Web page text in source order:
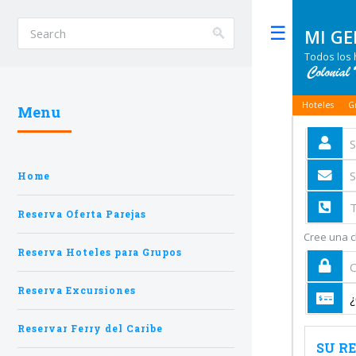
MI
Todos los
Hoteles
Cree una
SU
Menu
Home
Reserva Oferta Parejas
Reserva Hoteles para Grupos
Reserva Excursiones
Reservar Ferry del Caribe
Toggle